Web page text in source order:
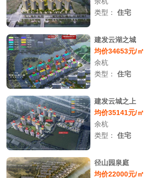
类型：住宅
建发云湖之城
均价34653元/㎡
余杭
类型：住宅
建发云城之上
均价35141元/㎡
余杭
类型：住宅
径山园泉庭
均价22000元/㎡